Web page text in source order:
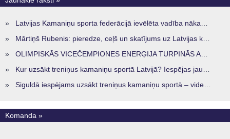
» Latvijas Kamaniņu sporta federācijā ievēlēta vadība nākamajam četru gadu termiņam
» Mārtiņš Rubenis: pieredze, ceļš un skatījums uz Latvijas kamaniņu sportu
» OLIMPISKĀS VICEČEMPIONES ENERĢIJA TURPINĀS ARĪ STARPSEZONĀ
» Kur uzsākt treniņus kamaniņu sportā Latvijā? Iespējas jaunajiem sportistiem visos reģionos
» Siguldā iespējams uzsākt treniņus kamaniņu sportā – vide, kur veidojas nākamā sportistu paaudze
Komanda »